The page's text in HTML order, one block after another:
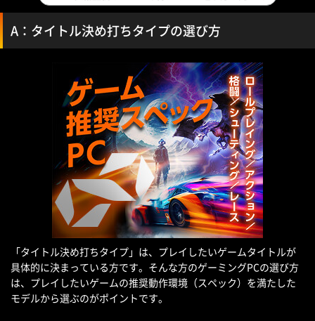
A：タイトル決め打ちタイプの選び方
「タイトル決め打ちタイプ」は、プレイしたいゲームタイトルが
具体的に決まっている方です。そんな方のゲーミングPCの選び方
は、プレイしたいゲームの推奨動作環境（スペック）を満たした
モデルから選ぶのがポイントです。